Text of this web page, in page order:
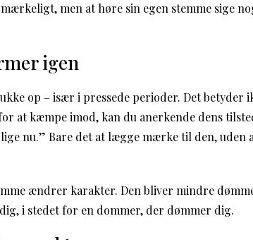
men at høre sin egen stemme sige
igen
op – især i pressede perioder. Det betyder
at kæmpe imod, kan du anerkende dens
nu.” Bare det at lægge mærke til den, uden
ændrer karakter. Den bliver mindre
i stedet for en dommer, der dømmer dig.